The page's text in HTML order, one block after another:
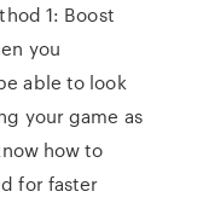
you
able to look
your game as
how to
for faster